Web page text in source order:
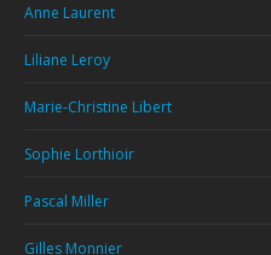
Anne Laurent
Liliane Leroy
Marie-Christine Libert
Sophie Lorthioir
Pascal Miller
Gilles Monnier